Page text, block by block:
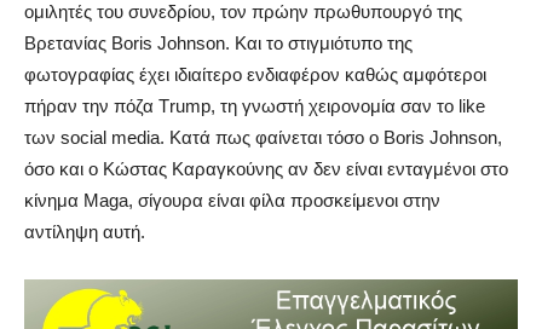
ομιλητές του συνεδρίου, τον πρώην πρωθυπουργό της
Βρετανίας Boris Johnson. Και το στιγμιότυπο της
φωτογραφίας έχει ιδιαίτερο ενδιαφέρον καθώς αμφότεροι
πήραν την πόζα Τrump, τη γνωστή χειρονομία σαν το like
των social media. Κατά πως φαίνεται τόσο ο Βoris Johnson,
όσο και ο Κώστας Kαραγκούνης αν δεν είναι ενταγμένοι στο
κίνημα Maga, σίγουρα είναι φίλα προσκείμενοι στην
αντίληψη αυτή.